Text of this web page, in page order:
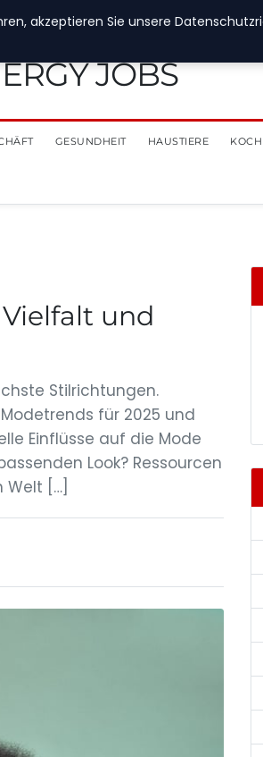
JOBS
GESUNDHEIT HAUSTIERE
und
Stilrichtungen.
für 2025 und
Einflüsse auf die Mode
Look? Ressourcen
[…]
akzeptieren Sie unsere